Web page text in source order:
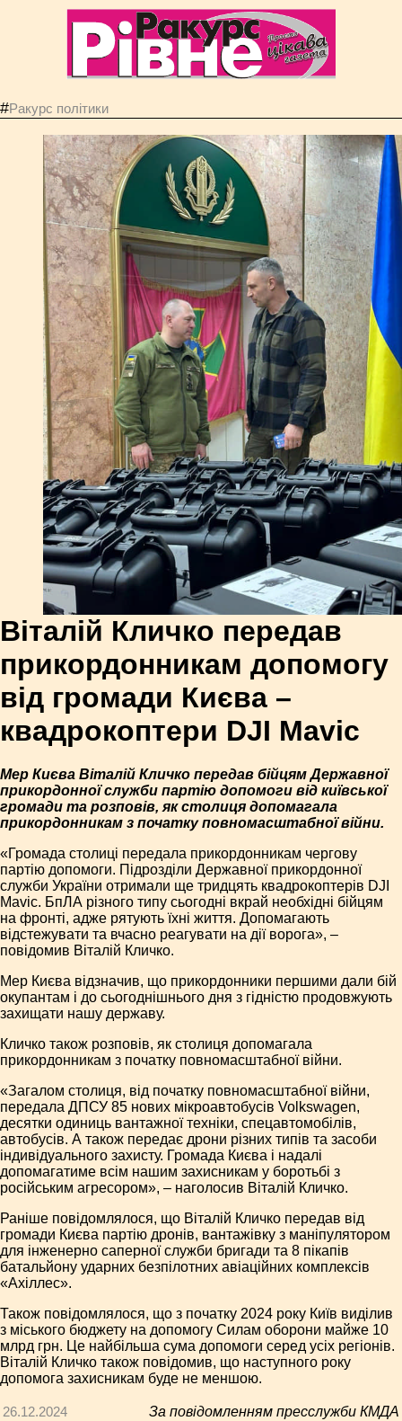
#Ракурс політики
Віталій Кличко передав
прикордонникам допомогу
від громади Києва –
квадрокоптери DJI Mavic
Мер Києва Віталій Кличко передав бійцям Державної
прикордонної служби партію допомоги від київської
громади та розповів, як столиця допомагала
прикордонникам з початку повномасштабної війни.
«Громада столиці передала прикордонникам чергову
партію допомоги. Підрозділи Державної прикордонної
служби України отримали ще тридцять квадрокоптерів DJI
Mavic. БпЛА різного типу сьогодні вкрай необхідні бійцям
на фронті, адже рятують їхні життя. Допомагають
відстежувати та вчасно реагувати на дії ворога», –
повідомив Віталій Кличко.
Мер Києва відзначив, що прикордонники першими дали бій
окупантам і до сьогоднішнього дня з гідністю продовжують
захищати нашу державу.
Кличко також розповів, як столиця допомагала
прикордонникам з початку повномасштабної війни.
«Загалом столиця, від початку повномасштабної війни,
передала ДПСУ 85 нових мікроавтобусів Volkswagen,
десятки одиниць вантажної техніки, спецавтомобілів,
автобусів. А також передає дрони різних типів та засоби
індивідуального захисту. Громада Києва і надалі
допомагатиме всім нашим захисникам у боротьбі з
російським агресором», – наголосив Віталій Кличко.
Раніше повідомлялося, що Віталій Кличко передав від
громади Києва партію дронів, вантажівку з маніпулятором
для інженерно саперної служби бригади та 8 пікапів
батальйону ударних безпілотних авіаційних комплексів
«Ахіллес».
Також повідомлялося, що з початку 2024 року Київ виділив
з міського бюджету на допомогу Силам оборони майже 10
млрд грн. Це найбільша сума допомоги серед усіх регіонів.
Віталій Кличко також повідомив, що наступного року
допомога захисникам буде не меншою.
26.12.2024 За повідомленням пресслужби КМДА